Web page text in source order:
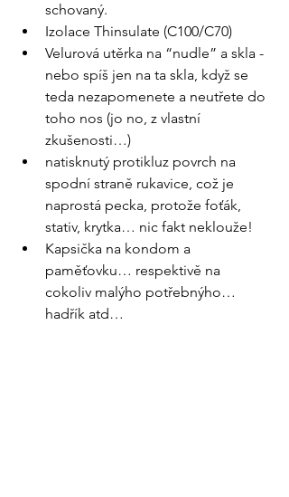
schovaný.
Izolace Thinsulate (C100/C70)
Velurová utěrka na “nudle” a skla -
nebo spíš jen na ta skla, když se
teda nezapomenete a neutřete do
toho nos (jo no, z vlastní
zkušenosti…)
natisknutý protikluz povrch na
spodní straně rukavice, což je
naprostá pecka, protože foťák,
stativ, krytka… nic fakt neklouže!
Kapsička na kondom a
paměťovku… respektivě na
cokoliv malýho potřebnýho…
hadřík atd…